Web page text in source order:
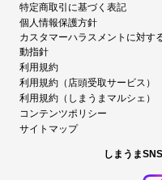
特定商取引に基づく表記
個人情報保護方針
カスタマーハラスメントに対す
動指針
利用規約
利用規約（店頭受取サービス）
利用規約（しまうまマルシェ）
コンテンツポリシー
サイトマップ
しまうま